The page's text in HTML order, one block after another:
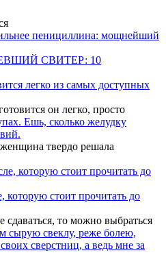
пенициллина: мощнейший
СВИТЕР: 10
легко из самых доступных
он легко, просто
Ешь, сколько желудку
твердо решала
которую стоит прочитать до
сдаваться, то можно выбраться
сырую свеклу, реже болею,
сверстниц, а ведь мне за